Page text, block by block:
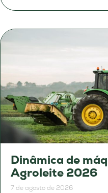
Dinâmica de
Agroleite 2026
7 de agosto de 2026